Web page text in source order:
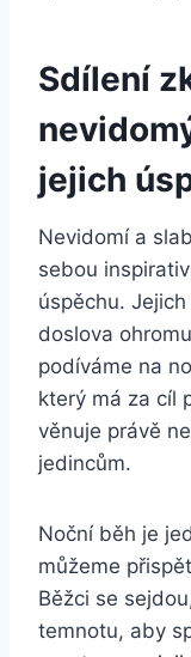
Sdílení
jejich
Nevidomí a
sebou
úspěchu.
doslova
podíváme na
který má ‍za cíl
věnuje⁢ právě
⁣jedincům.
Noční běh je
můžeme
Běžci se⁢
temnotu, aby